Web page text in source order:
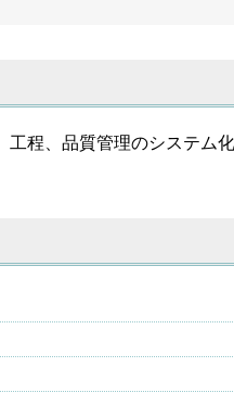
程、品質管理のシステ